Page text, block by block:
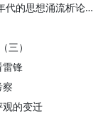
贺照田：当信仰遭遇危机——陈映真20世纪80年代的思想涌流析论（一）
三）
雷锋
的变迁